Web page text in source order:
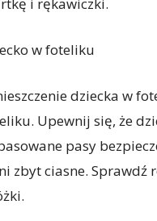
w foteliku
dziecka w
Upewnij się, że
pasy
zbyt ciasne.